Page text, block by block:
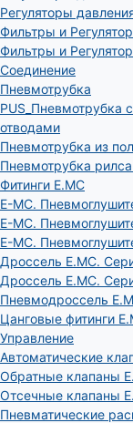
Регуляторы
Фильтры и
Фильтры и
Соединение
Пневмотрубка
PUS_Пневмотрубка
отводами
Пневмотрубка из
Пневмотрубка
Фитинги E.MC
E-MC.
E-MC.
E-MC.
Дроссель E.MC.
Дроссель E.MC.
Пневмодроссель
Цанговые фитинги
Управление
Автоматические
Обратные клапаны
Отсечные клапаны
Пневматические